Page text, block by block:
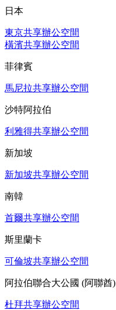
日本
東京共享辦公空間
橫濱共享辦公空間
菲律賓
馬尼拉共享辦公空間
沙特阿拉伯
利雅得共享辦公空間
新加坡
新加坡共享辦公空間
南韓
首爾共享辦公空間
斯里蘭卡
可倫坡共享辦公空間
阿拉伯聯合大公國 (阿聯酋)
杜拜共享辦公空間